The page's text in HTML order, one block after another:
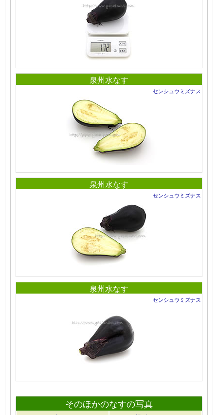
泉州水なす
センシュウミズナス
泉州水なす
センシュウミズナス
泉州水なす
センシュウミズナス
そのほかのなすの写真